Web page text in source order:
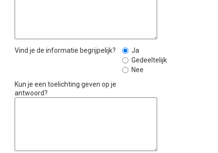
Vind je de informatie begrijpelijk?
Ja
Gedeeltelijk
Nee
Kun je een toelichting geven op je
antwoord?